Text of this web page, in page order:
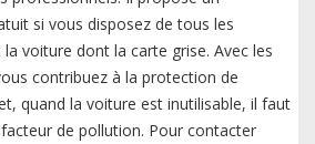
si vous disposez de tous les
voiture dont la carte grise. Avec les
contribuez à la protection de
quand la voiture est inutilisable, il faut
de pollution. Pour contacter